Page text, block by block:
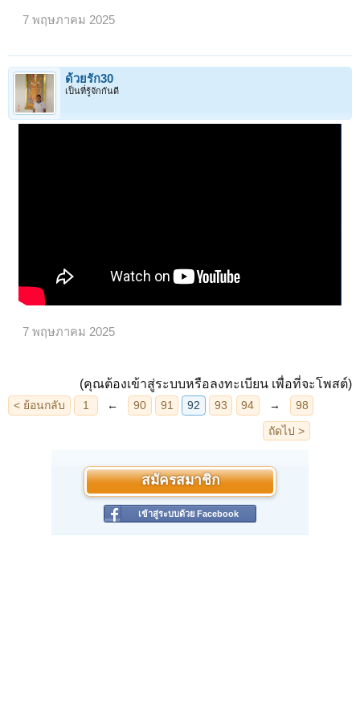
7 พฤษภาคม 2025
ด้วยรัก30
เป็นที่รู้จักกันดี
7 พฤษภาคม 2025
(คุณต้องเข้าสู่ระบบหรือลงทะเบียน เพื่อที่จะโพสต์)
สมัครสมาชิก
เข้าสู่ระบบด้วย Facebook